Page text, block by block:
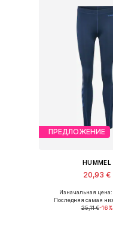
ПРЕДЛОЖЕНИЕ
HUMMEL
20,93 €
Добавить в
Изначальная
Последняя самая
25,11 €-16%